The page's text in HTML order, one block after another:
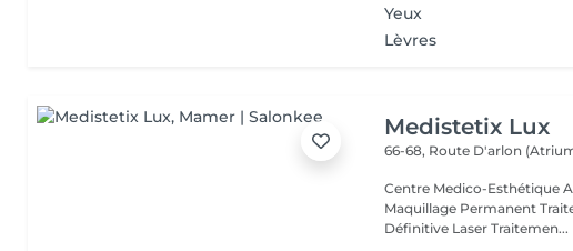
Yeux
Lèvres
Medistetix Lux
66-68, Route D'arlon
Centre Medico-Esthétique
Maquillage Permanent
Définitive Laser Traitemen...